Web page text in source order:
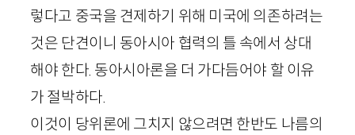
렇다고 중국을 견제하기 위해 미국에 의존하려는
것은 단견이니 동아시아 협력의 틀 속에서 상대
해야 한다. 동아시아론을 더 가다듬어야 할 이유
가 절박하다.
이것이 당위론에 그치지 않으려면 한반도 나름의